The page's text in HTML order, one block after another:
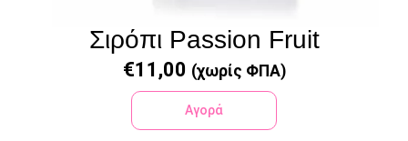
Σιρόπι Passion Fruit
€11,00 (χωρίς ΦΠΑ)
Αγορά